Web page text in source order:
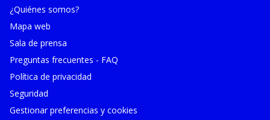
¿Quiénes somos?
Mapa web
Sala de prensa
Preguntas frecuentes - FAQ
Política de privacidad
Seguridad
Gestionar preferencias y cookies